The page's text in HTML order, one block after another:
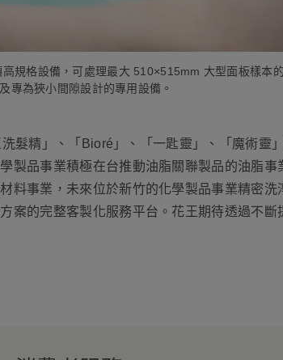
規格設備，可處理最大 510×515mm 大型面板樣本
專為狹小間隙設計的專用設備。
髮精」、「Bioré」、「一匙靈」、「魔術靈
製品事業積極在台推動油脂關聯製品的油脂
料事業，未來位於新竹的化學製品事業精密
案的完整客製化服務平台。花王期待透過不